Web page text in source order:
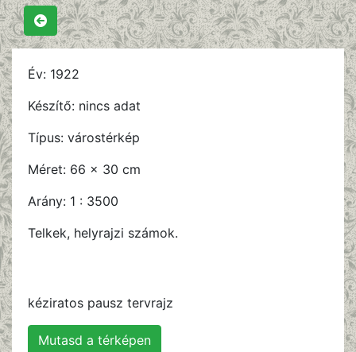
Év: 1922
Készítő: nincs adat
Típus: várostérkép
Méret: 66 x 30 cm
Arány: 1 : 3500
Telkek, helyrajzi számok.
kéziratos pausz tervrajz
Mutasd a térképen